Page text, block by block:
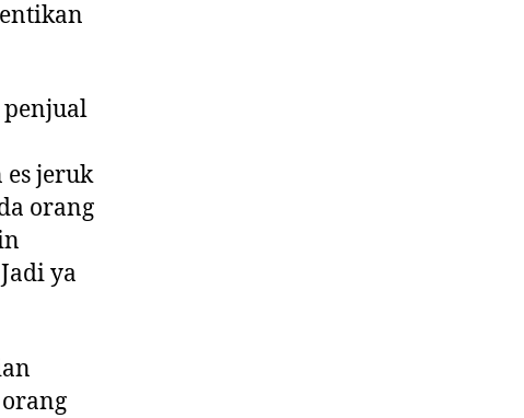
penjual
es jeruk
orang
ya